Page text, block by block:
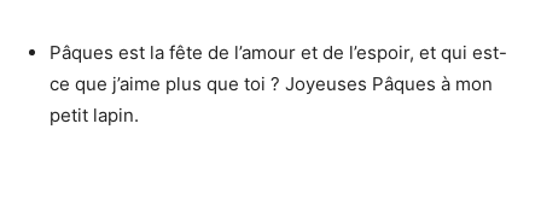
Pâques est la fête de l’amour et de l’espoir, et qui est-
ce que j’aime plus que toi ? Joyeuses Pâques à mon
petit lapin.